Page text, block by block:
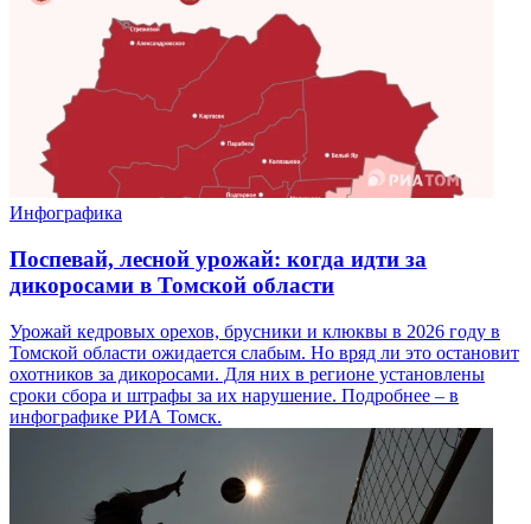
Инфографика
Поспевай, лесной урожай: когда идти за
дикоросами в Томской области
Урожай кедровых орехов, брусники и клюквы в 2026 году в
Томской области ожидается слабым. Но вряд ли это остановит
охотников за дикоросами. Для них в регионе установлены
сроки сбора и штрафы за их нарушение. Подробнее – в
инфографике РИА Томск.